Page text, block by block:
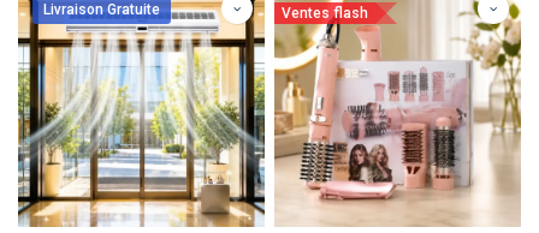
Livraison Gratuite Ventes flash